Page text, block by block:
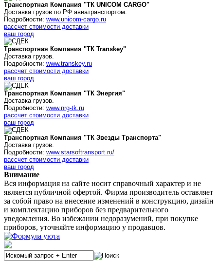
Транспортная Компания "ТК UNICOM CARGO"
Доставка грузов по РФ авиатранспортом.
Подробности: www.unicom-cargo.ru
рассчет стоимости доставки
ваш город
Транспортная Компания "ТК Transkey"
Доставка грузов.
Подробности: www.transkey.ru
рассчет стоимости доставки
ваш город
Транспортная Компания "ТК Энергия"
Доставка грузов.
Подробности: www.nrg-tk.ru
рассчет стоимости доставки
ваш город
Транспортная Компания "ТК Звезды Транспорта"
Доставка грузов.
Подробности: www.starsoftransport.ru/
рассчет стоимости доставки
ваш город
Внимание
Вся информация на сайте носит справочный характер и не
является публичной офертой. Фирма производитель оставляет
за собой право на внесение изменений в конструкцию, дизайн
и комплектацию приборов без предварительного
уведомления. Во избежании недоразумений, при покупке
приборов, уточняйте информацию у продавцов.